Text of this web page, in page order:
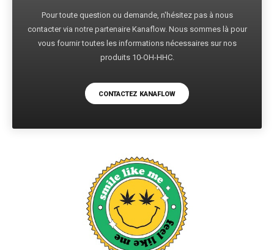
Pour toute question ou demande, n'hésitez pas à nous
contacter via notre partenaire Kanaflow. Nous sommes là pour
vous fournir toutes les informations nécessaires sur nos
produits 10-OH-HHC.
CONTACTEZ KANAFLOW